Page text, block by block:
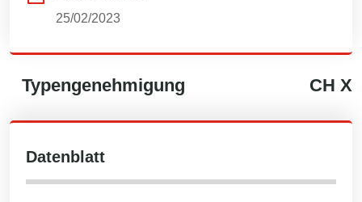
25/02/2023
Typengenehmigung CH X
Datenblatt